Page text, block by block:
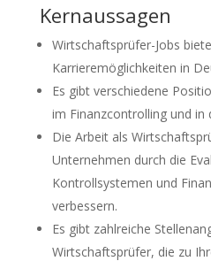
Kernaussagen
Wirtschaftsprüfer-Jobs
Karrieremöglichkeiten in
Es gibt verschiedene
im Finanzcontrolling und in
Die Arbeit als
Unternehmen durch die
Kontrollsystemen und
verbessern.
Es gibt zahlreiche
Wirtschaftsprüfer, die zu